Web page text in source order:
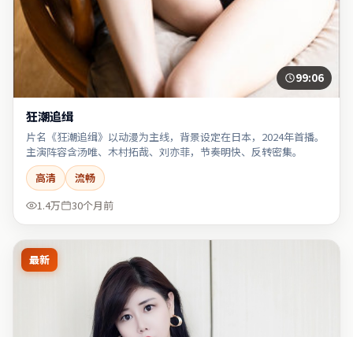
99:06
狂潮追缉
片名《狂潮追缉》以动漫为主线，背景设定在日本，2024年首播。
主演阵容含汤唯、木村拓哉、刘亦菲，节奏明快、反转密集。
高清
流畅
1.4万
30个月前
最新